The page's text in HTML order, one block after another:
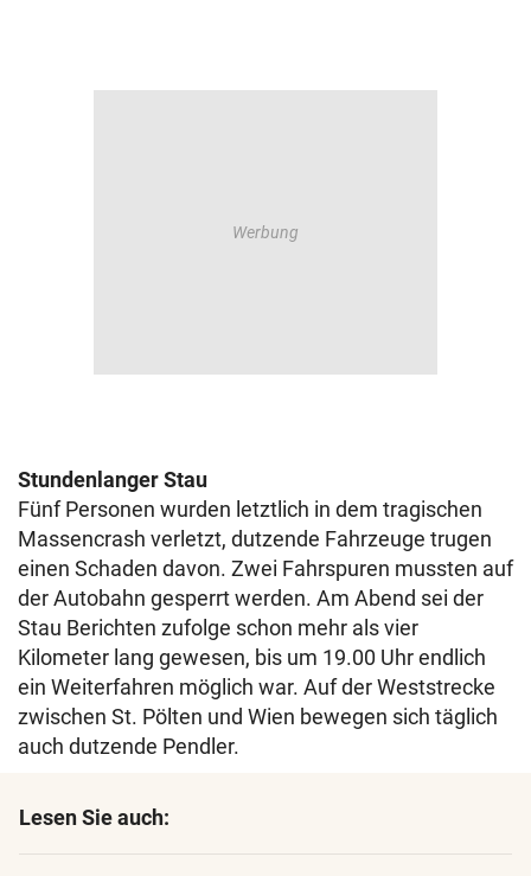
Stundenlanger Stau
Fünf Personen wurden letztlich in dem tragischen
Massencrash verletzt, dutzende Fahrzeuge trugen
einen Schaden davon. Zwei Fahrspuren mussten auf
der Autobahn gesperrt werden. Am Abend sei der
Stau Berichten zufolge schon mehr als vier
Kilometer lang gewesen, bis um 19.00 Uhr endlich
ein Weiterfahren möglich war. Auf der Weststrecke
zwischen St. Pölten und Wien bewegen sich täglich
auch dutzende Pendler.
Lesen Sie auch: